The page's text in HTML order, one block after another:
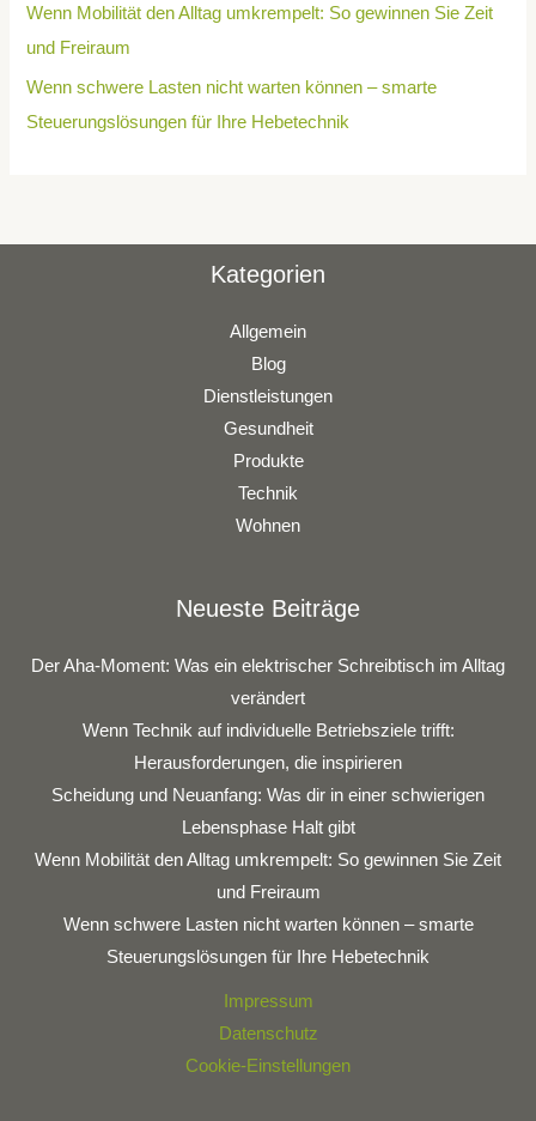
Wenn Mobilität den Alltag umkrempelt: So gewinnen Sie Zeit
und Freiraum
Wenn schwere Lasten nicht warten können – smarte
Steuerungslösungen für Ihre Hebetechnik
Kategorien
Allgemein
Blog
Dienstleistungen
Gesundheit
Produkte
Technik
Wohnen
Neueste Beiträge
Der Aha-Moment: Was ein elektrischer Schreibtisch im Alltag
verändert
Wenn Technik auf individuelle Betriebsziele trifft:
Herausforderungen, die inspirieren
Scheidung und Neuanfang: Was dir in einer schwierigen
Lebensphase Halt gibt
Wenn Mobilität den Alltag umkrempelt: So gewinnen Sie Zeit
und Freiraum
Wenn schwere Lasten nicht warten können – smarte
Steuerungslösungen für Ihre Hebetechnik
Impressum
Datenschutz
Cookie-Einstellungen